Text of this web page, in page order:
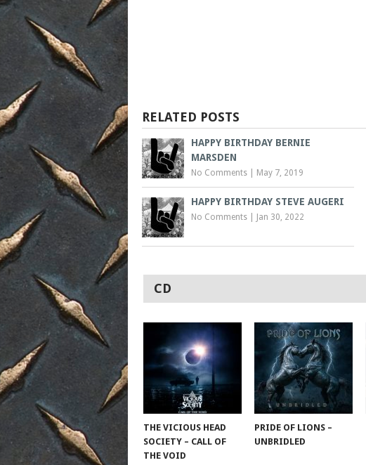
RELATED POSTS
HAPPY BIRTHDAY BERNIE
MARSDEN
No Comments May 7, 2019
HAPPY BIRTHDAY STEVE AUGERI
No Comments Jan 30, 2022
CD
THE VICIOUS HEAD
SOCIETY – CALL OF
THE VOID
PRIDE OF LIONS –
UNBRIDLED